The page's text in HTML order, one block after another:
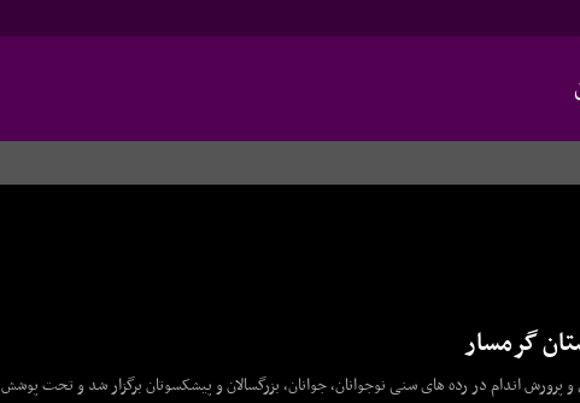
گرمسار
ورزشکار در بخش های بدنسازی و پرورش اندام در رده های سنی نوجوانان، جوانان، بزرگسالان و پیشکسوتان برگزار شد و تحت پوشش